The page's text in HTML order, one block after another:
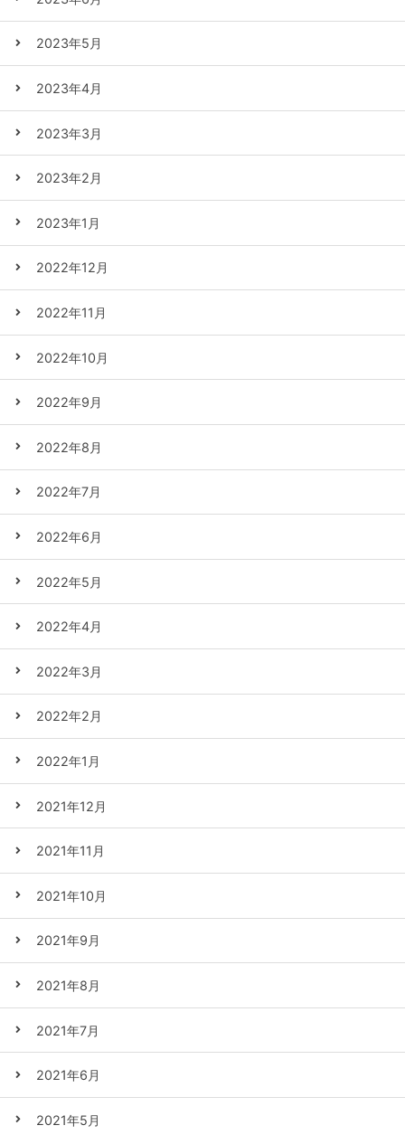
2023年5月
2023年4月
2023年3月
2023年2月
2023年1月
2022年12月
2022年11月
2022年10月
2022年9月
2022年8月
2022年7月
2022年6月
2022年5月
2022年4月
2022年3月
2022年2月
2022年1月
2021年12月
2021年11月
2021年10月
2021年9月
2021年8月
2021年7月
2021年6月
2021年5月